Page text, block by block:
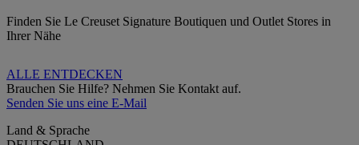
Finden Sie Le Creuset Signature Boutiquen und Outlet Stores in
Ihrer Nähe
ALLE ENTDECKEN
Brauchen Sie Hilfe? Nehmen Sie Kontakt auf.
Senden Sie uns eine E-Mail
Land & Sprache